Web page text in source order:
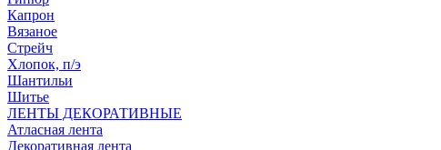
Капрон
Вязаное
Стрейч
Хлопок, п/э
Шантильи
Шитье
ЛЕНТЫ ДЕКОРАТИВНЫЕ
Атласная лента
Декоративная лента